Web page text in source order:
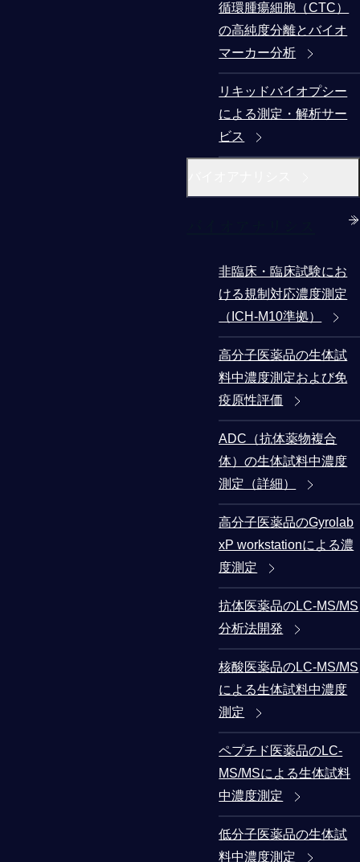
循環腫瘍細胞（CTC）
の高純度分離とバイオ
マーカー分析
リキッドバイオプシー
による測定・解析サー
ビス
非臨床・臨床試験にお
ける規制対応濃度測定
（ICH-M10準拠）
高分子医薬品の生体試
料中濃度測定および免
疫原性評価
ADC（抗体薬物複合
体）の生体試料中濃度
測定（詳細）
高分子医薬品のGyrolab
xP workstationによる濃
度測定
抗体医薬品のLC-MS/MS
分析法開発
核酸医薬品のLC-MS/MS
による生体試料中濃度
測定
ペプチド医薬品のLC-
MS/MSによる生体試料
中濃度測定
低分子医薬品の生体試
料中濃度測定